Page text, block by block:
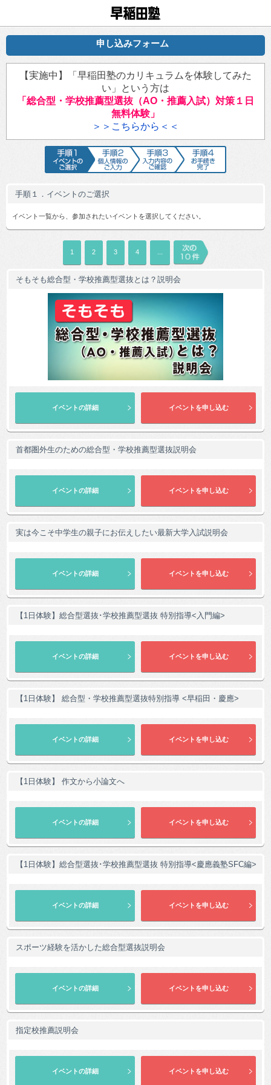
申し込みフォーム
【実施中】「早稲田塾のカリキュラムを体験してみた
い」という方は
「総合型・学校推薦型選抜（AO・推薦入試）対策１日
無料体験」
＞＞こちらから＜＜
手順1 イベントのご選択手順2 個人情報のご入力手順3 入力内容のご確認
手順１．イベントのご選択
イベント一覧から、参加されたいイベントを選択してください。
1 2 3 4
そもそも総合型・学校推薦型選抜とは？説明会
首都圏外生のための総合型・学校推薦型選抜説明会
実は今こそ中学生の親子にお伝えしたい最新大学入試説明会
【1日体験】総合型選抜･学校推薦型選抜 特別指導<入門編>
【1日体験】 総合型・学校推薦型選抜特別指導 <早稲田・慶應>
【1日体験】 作文から小論文へ
【1日体験】総合型選抜･学校推薦型選抜 特別指導<慶應義塾SFC編>
スポーツ経験を活かした総合型選抜説明会
指定校推薦説明会